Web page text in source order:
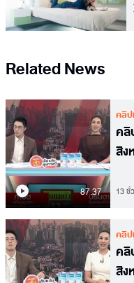
Related News
87.37
คลิป
คลิ
สิง
13 ชั่
คลิป
คลิ
สิง